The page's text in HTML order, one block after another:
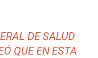
DE SALUD
QUE EN ESTA